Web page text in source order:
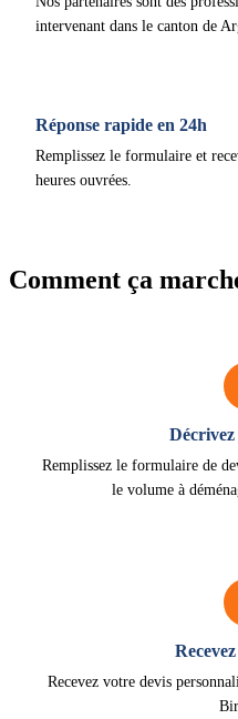
intervenant dans le canton de
Réponse rapide en 24h
Remplissez le formulaire et
heures ouvrées.
Comment ça
Remplissez le formulaire de
le volume à
Recevez votre devis